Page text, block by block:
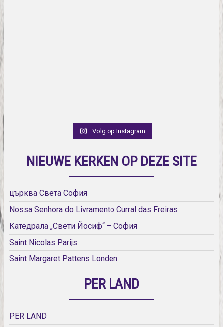
Volg op Instagram
NIEUWE KERKEN OP DEZE SITE
църква Света София
Nossa Senhora do Livramento Curral das Freiras
Катедрала „Свети Йосиф“ – София
Saint Nicolas Parijs
Saint Margaret Pattens Londen
PER LAND
PER LAND